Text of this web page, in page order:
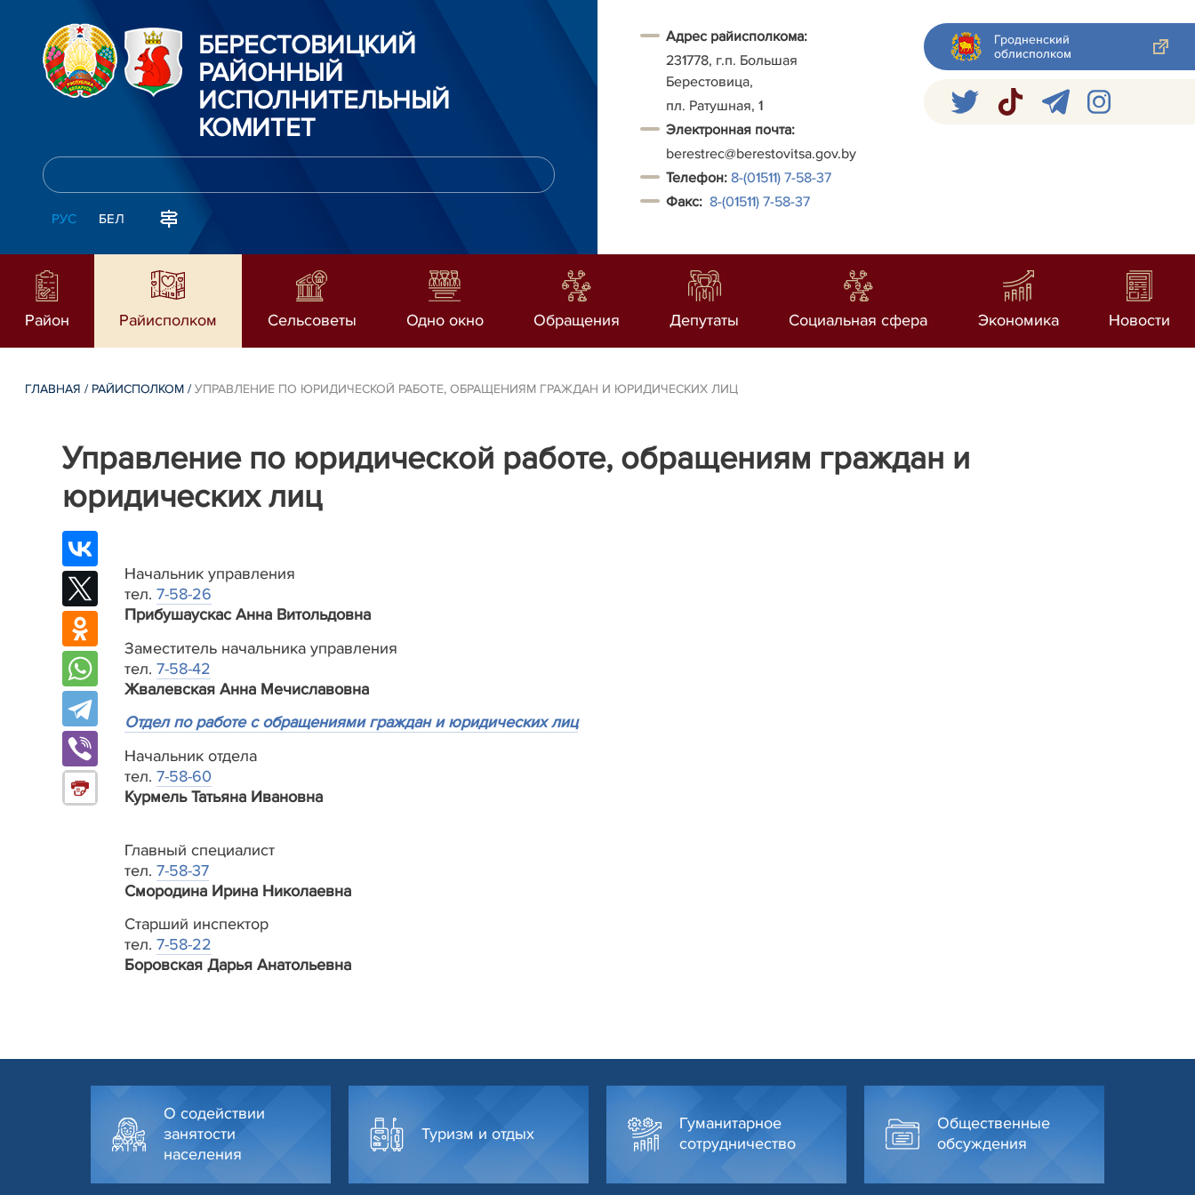
БЕРЕСТОВИЦКИЙ
РАЙОННЫЙ
ИСПОЛНИТЕЛЬНЫЙ
КОМИТЕТ
РУС БЕЛ
Адрес райисполкома:
231778, г.п. Большая
Берестовица,
пл. Ратушная, 1
Электронная почта:
berestrec@berestovitsa.gov.by
Телефон: 8-(01511) 7-58-37
Факс: 8-(01511) 7-58-37
Гродненский
облисполком
Район Райисполком Сельсоветы Одно окно Обращения Депутаты Социальная сфера Экономика Новости
ГЛАВНАЯ / РАЙИСПОЛКОМ /УПРАВЛЕНИЕ ПО ЮРИДИЧЕСКОЙ РАБОТЕ, ОБРАЩЕНИЯМ ГРАЖДАН И ЮРИДИЧЕСКИХ ЛИЦ
Управление по юридической работе, обращениям граждан и
юридических лиц
Начальник управления
тел. 7-58-26
Прибушаускас Анна Витольдовна
Заместитель начальника управления
тел. 7-58-42
Жвалевская Анна Мечиславовна
Отдел по работе с обращениями граждан и юридических лиц
Начальник отдела
тел. 7-58-60
Курмель Татьяна Ивановна
Главный специалист
тел. 7-58-37
Смородина Ирина Николаевна
Старший инспектор
тел. 7-58-22
Боровская Дарья Анатольевна
О содействии
занятости
населения
Туризм и отдых
Гуманитарное
сотрудничество
Общественные
обсуждения